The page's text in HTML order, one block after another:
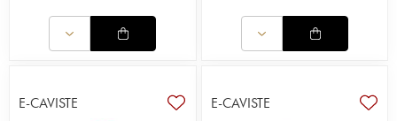
E-CAVISTE E-CAVISTE